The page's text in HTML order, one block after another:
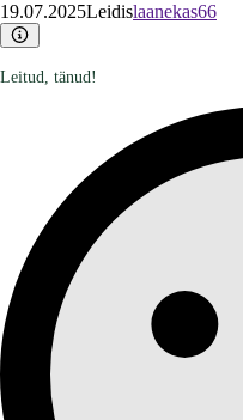
19.07.2025Leidislaanekas66
Leitud, tänud!